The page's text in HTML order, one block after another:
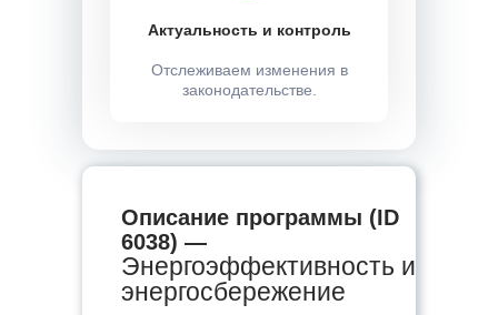
Актуальность и контроль
Отслеживаем изменения в
законодательстве.
Описание программы (ID
6038) —
Энергоэффективность и
энергосбережение